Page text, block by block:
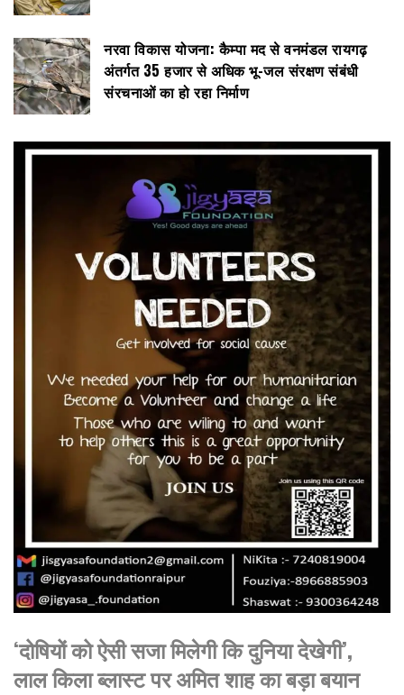
नरवा विकास योजना: कैम्पा मद से वनमंडल रायगढ़
अंतर्गत 35 हजार से अधिक भू-जल संरक्षण संबंधी
संरचनाओं का हो रहा निर्माण
‘दोषियों को ऐसी सजा मिलेगी कि दुनिया देखेगी’,
लाल किला ब्लास्ट पर अमित शाह का बड़ा बयान